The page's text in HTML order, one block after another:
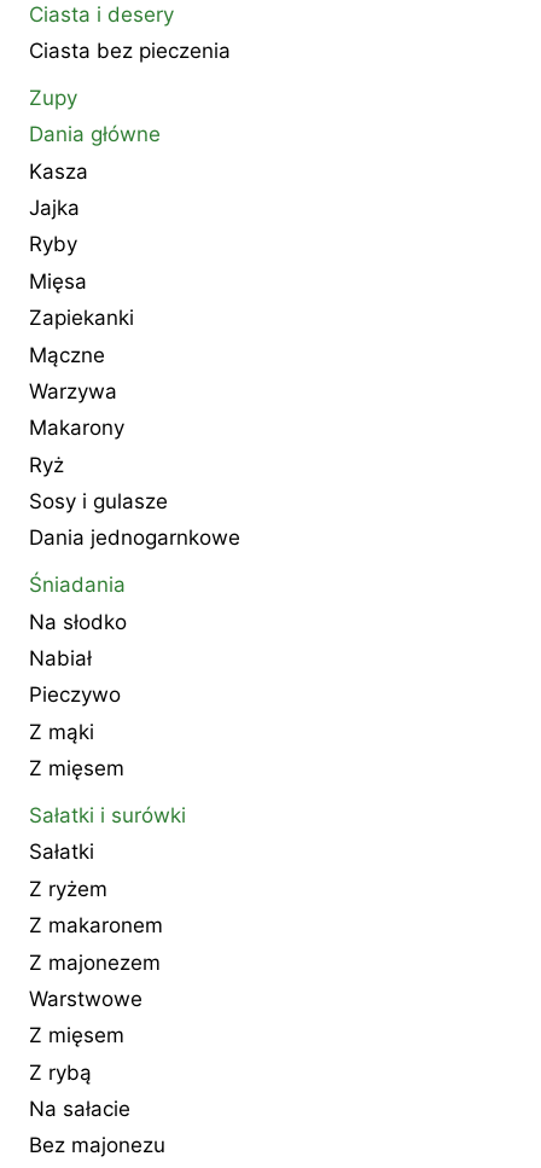
Ciasta i desery
Ciasta bez pieczenia
Zupy
Dania główne
Kasza
Jajka
Ryby
Mięsa
Zapiekanki
Mączne
Warzywa
Makarony
Ryż
Sosy i gulasze
Dania jednogarnkowe
Śniadania
Na słodko
Nabiał
Pieczywo
Z mąki
Z mięsem
Sałatki i surówki
Sałatki
Z ryżem
Z makaronem
Z majonezem
Warstwowe
Z mięsem
Z rybą
Na sałacie
Bez majonezu